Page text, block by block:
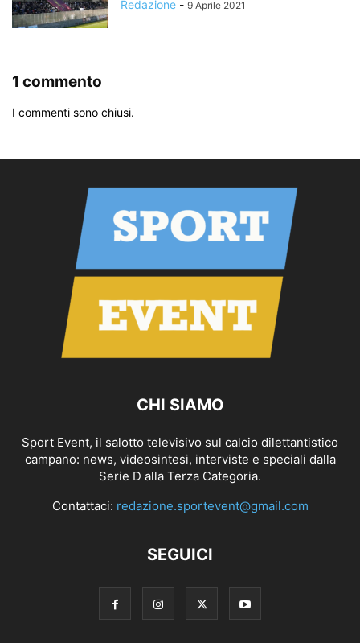
Redazione - 9 Aprile 2021
1 commento
I commenti sono chiusi.
CHI SIAMO
Sport Event, il salotto televisivo sul calcio dilettantistico
campano: news, videosintesi, interviste e speciali dalla
Serie D alla Terza Categoria.
Contattaci: redazione.sportevent@gmail.com
SEGUICI